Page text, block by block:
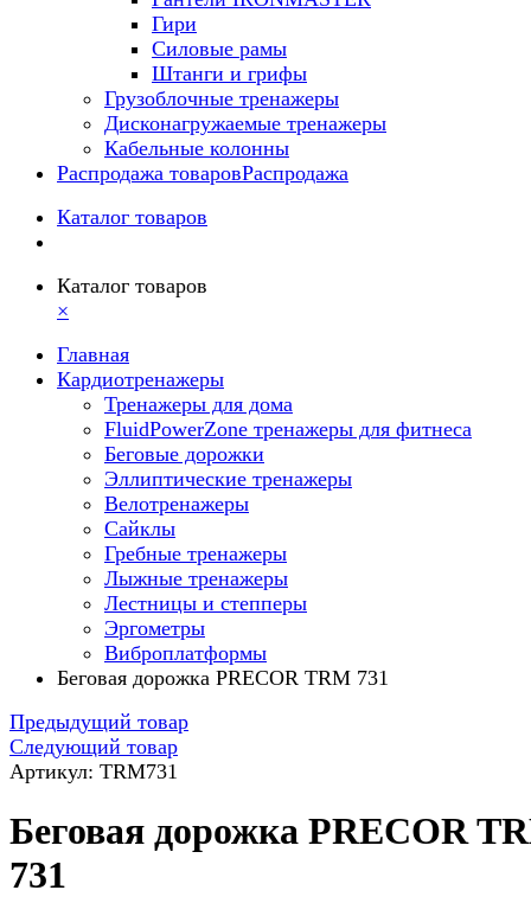
Гири
Силовые рамы
Штанги и грифы
Грузоблочные тренажеры
Дисконагружаемые тренажеры
Кабельные колонны
Распродажа товаровРаспродажа
Каталог товаров
Каталог товаров
×
Главная
Кардиотренажеры
Тренажеры для дома
FluidPowerZone тренажеры для фитнеса
Беговые дорожки
Эллиптические тренажеры
Велотренажеры
Сайклы
Гребные тренажеры
Лыжные тренажеры
Лестницы и степперы
Эргометры
Виброплатформы
Беговая дорожка PRECOR TRM 731
Предыдущий товар
Следующий товар
Артикул: TRM731
Беговая дорожка PRECOR
731